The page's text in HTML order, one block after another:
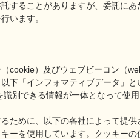
することがありますが、委託に
います。
cookie）及びウェブビーコン（
下「インフォマティブデータ」
別できる情報が一体となって使
ために、以下の各社によって提
ーを使用しています。クッキー